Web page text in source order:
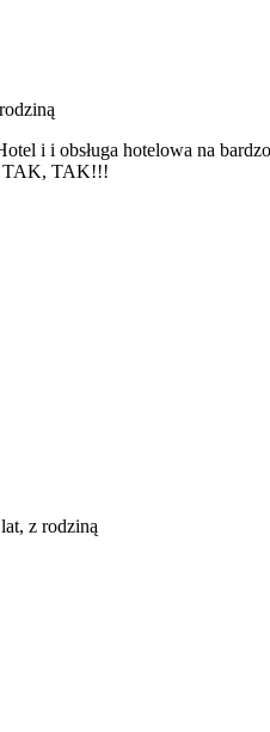
i i obsługa hotelowa na
TAK, TAK!!!
z rodziną